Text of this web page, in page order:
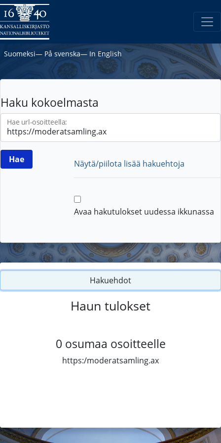
Suomeksi― På svenska― In English
Haku kokoelmasta
Hae url-osoitteella:
Näytä/piilota lisää hakuehtoja
Avaa hakutulokset uudessa ikkunassa
Hakuehdot
Haun tulokset
0 osumaa osoitteelle
https:/moderatsamling.ax